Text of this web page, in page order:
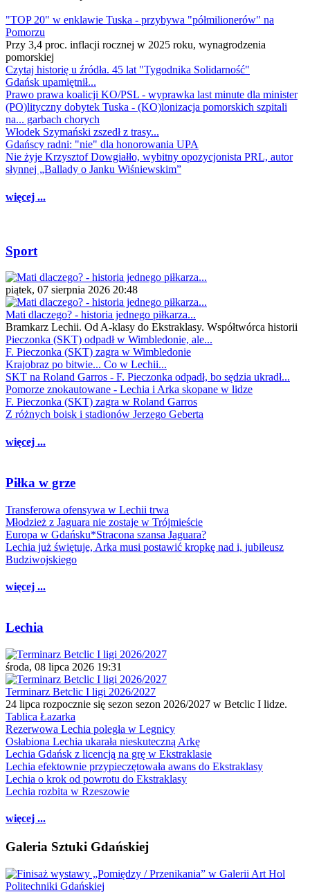
"TOP 20" w enklawie Tuska - przybywa "półmilionerów" na
Pomorzu
Przy 3,4 proc. inflacji rocznej w 2025 roku, wynagrodzenia
pomorskiej
Czytaj historię u źródła. 45 lat "Tygodnika Solidarność"
Gdańsk upamiętnił...
Prawo prawa koalicji KO/PSL - wyprawka last minute dla minister
(PO)lityczny dobytek Tuska - (KO)lonizacja pomorskich szpitali
na... garbach chorych
Włodek Szymański zszedł z trasy...
Gdańscy radni: "nie" dla honorowania UPA
Nie żyje Krzysztof Dowgiałło, wybitny opozycjonista PRL, autor
słynnej „Ballady o Janku Wiśniewskim”
więcej ...
Sport
piątek, 07 sierpnia 2026 20:48
Mati dlaczego? - historia jednego piłkarza...
Bramkarz Lechii. Od A-klasy do Ekstraklasy. Współtwórca historii
Pieczonka (SKT) odpadł w Wimbledonie, ale...
F. Pieczonka (SKT) zagra w Wimbledonie
Krajobraz po bitwie... Co w Lechii...
SKT na Roland Garros - F. Pieczonka odpadł, bo sędzia ukradł...
Pomorze znokautowane - Lechia i Arka skopane w lidze
F. Pieczonka (SKT) zagra w Roland Garros
Z różnych boisk i stadionów Jerzego Geberta
więcej ...
Piłka w grze
Transferowa ofensywa w Lechii trwa
Młodzież z Jaguara nie zostaje w Trójmieście
Europa w Gdańsku*Stracona szansa Jaguara?
Lechia już świętuje, Arka musi postawić kropkę nad i, jubileusz
Budziwojskiego
więcej ...
Lechia
środa, 08 lipca 2026 19:31
Terminarz Betclic I ligi 2026/2027
24 lipca rozpocznie się sezon sezon 2026/2027 w Betclic I lidze.
Tablica Łazarka
Rezerwowa Lechia poległa w Legnicy
Osłabiona Lechia ukarała nieskuteczną Arkę
Lechia Gdańsk z licencją na grę w Ekstraklasie
Lechia efektownie przypieczętowała awans do Ekstraklasy
Lechia o krok od powrotu do Ekstraklasy
Lechia rozbita w Rzeszowie
więcej ...
Galeria Sztuki Gdańskiej